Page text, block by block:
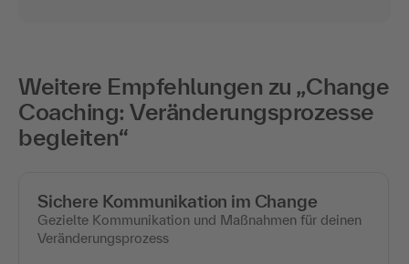
Weitere Empfehlungen zu „Change
Coaching: Veränderungsprozesse
begleiten“
Sichere Kommunikation im Change
Gezielte Kommunikation und Maßnahmen für deinen
Veränderungsprozess